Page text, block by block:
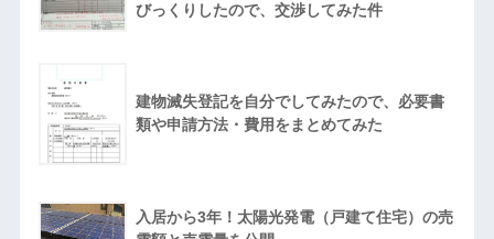
びっくりしたので、交渉してみた件
建物滅失登記を自分でしてみたので、必要書
類や申請方法・費用をまとめてみた
入居から3年！太陽光発電（戸建て住宅）の売